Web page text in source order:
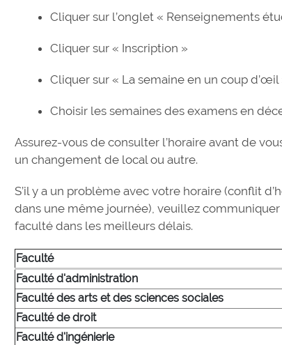
Cliquer sur l’onglet « Renseignements
Cliquer sur « Inscription »
Cliquer sur « La semaine en un coup d’œil
Choisir les semaines des examens en
Assurez-vous de consulter l’horaire avant de
un changement de local ou autre.
S’il y a un problème avec votre horaire (conflit
dans une même journée), veuillez
faculté dans les meilleurs délais.
Faculté
Faculté d'administration
Faculté des arts et des sciences sociales
Faculté de droit
Faculté d'ingénierie